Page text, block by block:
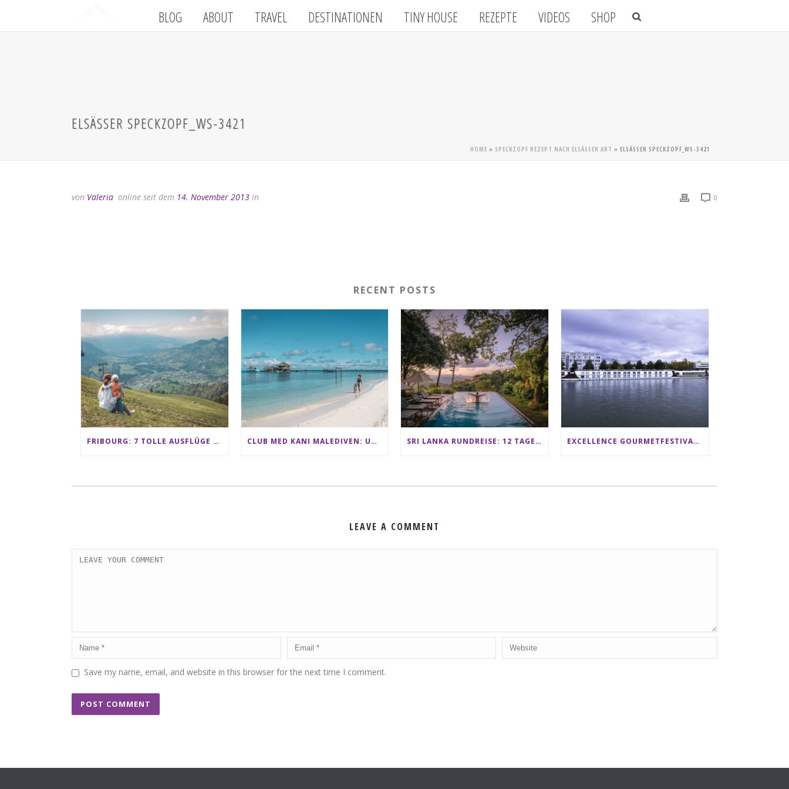
BLOG ABOUT TRAVEL DESTINATIONEN TINY HOUSE REZEPTE VIDEOS SHOP
ELSÄSSER SPECKZOPF_WS-3421
HOME » SPECKZOPF REZEPT NACH ELSÄSSER ART » ELSÄSSER SPECKZOPF_WS-3421
von Valeria online seit dem 14. November 2013 in 0
RECENT POSTS
FRIBOURG: 7 TOLLE AUSFLÜGE FÜR FAMILIEN VON CHARMEY BIS LES PACCOTS CLUB MED KANI MALEDIVEN: UNSERE ERFAHRUNGEN IM ALL-INCLUSIVE PARADIES SRI LANKA RUNDREISE: 12 TAGE ZWISCHEN ELEFANTEN, TEEPLANTAGEN & STRAND ALS FAMILIE EXCELLENCE GOURMETFESTIVAL ´25: ZWEI STERNEKÖCHE ANTONIO GUIDA & DARIO MORESCO VERWÖHNEN IHRE GÄSTE AUF EINER LUXERIÖSEN SCHIFFSREISE
LEAVE A COMMENT
Save my name, email, and website in this browser for the next time I comment.